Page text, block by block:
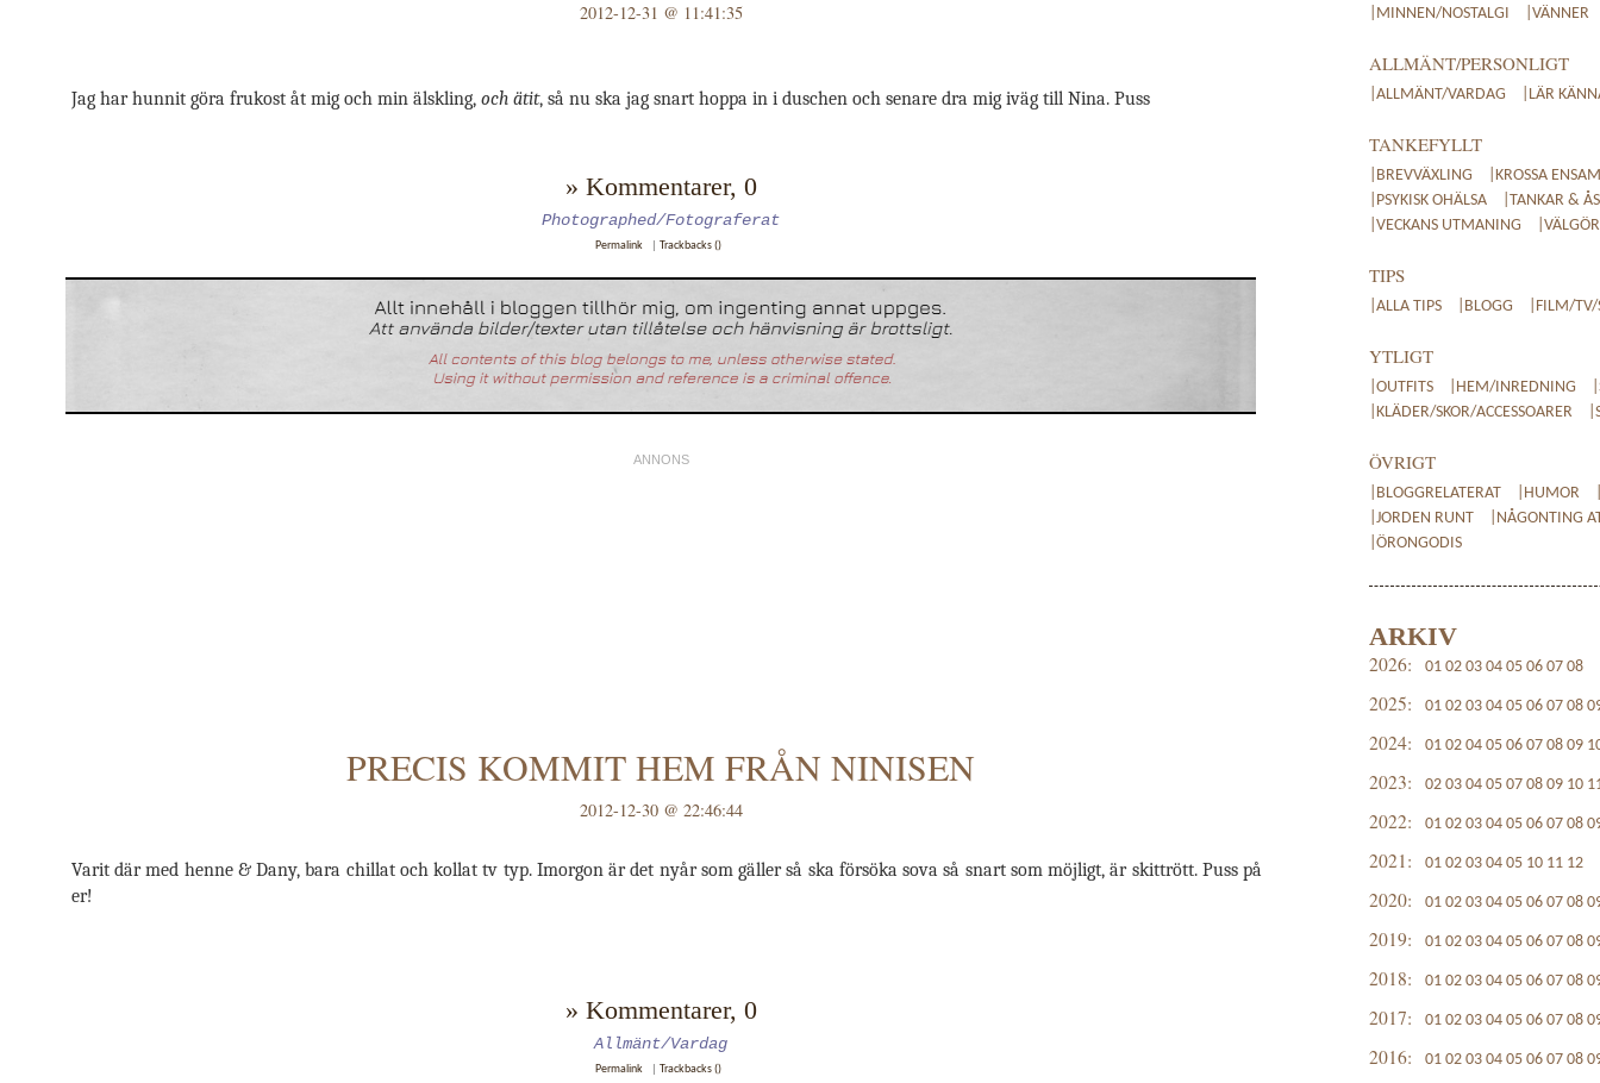
2012-12-31 @ 11:41:35
Jag har hunnit göra frukost åt mig och min älskling, och ätit, så nu ska jag snart hoppa in i duschen och senare dra mig iväg till Nina. Puss
» Kommentarer, 0
Photographed/Fotograferat
Permalink Trackbacks ()
PRECIS KOMMIT HEM FRÅN NINISEN
2012-12-30 @ 22:46:44
Varit där med henne & Dany, bara chillat och kollat tv typ. Imorgon är det nyår som gäller så ska försöka sova så snart som möjligt, är skittrött. Puss på
er!
» Kommentarer, 0
Allmänt/Vardag
Permalink Trackbacks ()
|MINNEN/NOSTALGI
|VÄNNER
ALLMÄNT/PERSONLIGT
|ALLMÄNT/VARDAG |LÄR
TANKEFYLLT
|BREVVÄXLING
|KROSSA
|PSYKISK OHÄLSA
|TANKAR &
|VECKANS UTMANING
TIPS
|ALLA TIPS |BLOGG |FILM/TV/
YTLIGT
|OUTFITS |HEM/INREDNING
|KLÄDER/SKOR/ACCESSOARER
ÖVRIGT
|BLOGGRELATERAT |HUMOR
|JORDEN RUNT
|NÅGONTING
|ÖRONGODIS
ARKIV
2026: 01 02 03 04 05 06 07 08
2025: 01 02 03 04 05 06 07 08
2024: 01 02 04 05 06 07 08 09
2023: 02 03 04 05 07 08 09 10
2022: 01 02 03 04 05 06 07 08
2021: 01 02 03 04 05 10 11 12
2020: 01 02 03 04 05 06 07 08
2019: 01 02 03 04 05 06 07 08
2018: 01 02 03 04 05 06 07 08
2017: 01 02 03 04 05 06 07 08
2016: 01 02 03 04 05 06 07 08